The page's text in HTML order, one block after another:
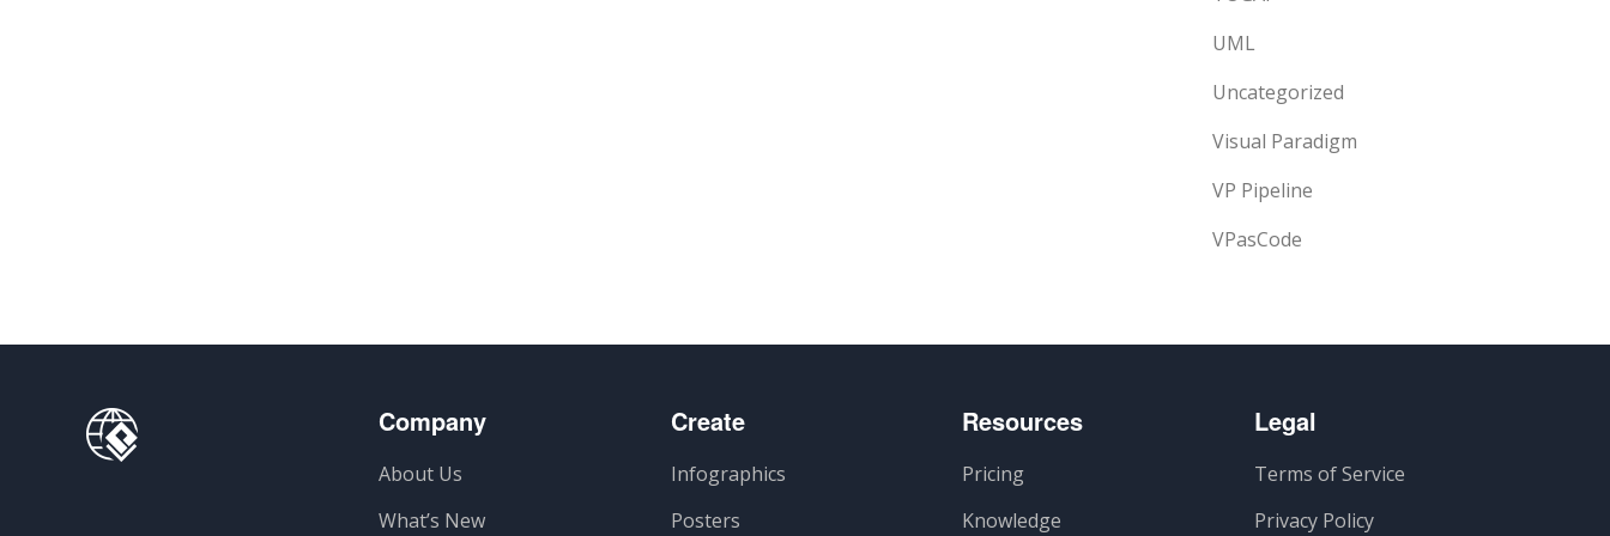
UML
Uncategorized
Visual Paradigm
VP Pipeline
VPasCode
Company
About Us
What’s New
Create
Infographics
Posters
Resources
Pricing
Knowledge
Legal
Terms of Service
Privacy Policy